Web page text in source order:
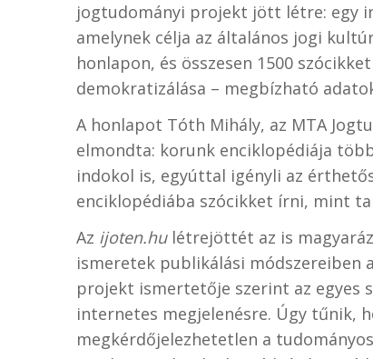
jogtudományi projekt jött létre: egy
amelynek célja az általános jogi
honlapon, és összesen 1500
demokratizálása – megbízható
A honlapot Tóth Mihály, az MTA
elmondta: korunk enciklopédiája
indokol is, egyúttal igényli az
enciklopédiába szócikket írni, mint
Az ijoten.hulétrejöttét az is
ismeretek publikálási
projekt ismertetője szerint az egyes
internetes megjelenésre. Úgy tűnik,
megkérdőjelezhetetlen a